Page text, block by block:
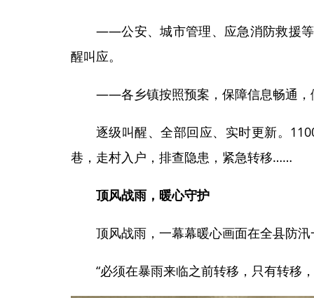
——公安、城市管理、应急消防救援
醒叫应。
——各乡镇按照预案，保障信息畅通，
逐级叫醒、全部回应、实时更新。
巷，走村入户，排查隐患，紧急转移……
顶风战雨，暖心守护
顶风战雨，一幕幕暖心画面在全县防
“必须在暴雨来临之前转移，只有转移